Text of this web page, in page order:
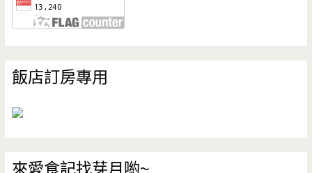
飯店訂房專用
來愛食記找芽月喲~